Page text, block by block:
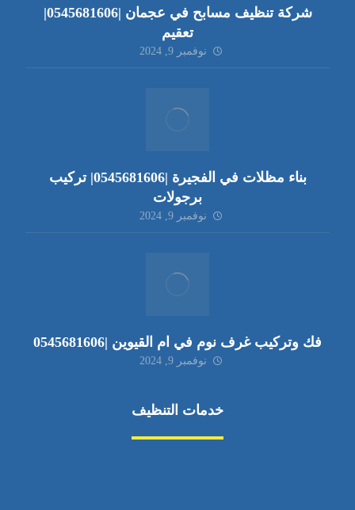
شركة تنظيف مسابح في عجمان |0545681606|
تعقيم
نوفمبر 9, 2024
بناء مظلات في الفجيرة |0545681606| تركيب
برجولات
نوفمبر 9, 2024
فك وتركيب غرف نوم في ام القيوين |0545681606
نوفمبر 9, 2024
خدمات التنظيف